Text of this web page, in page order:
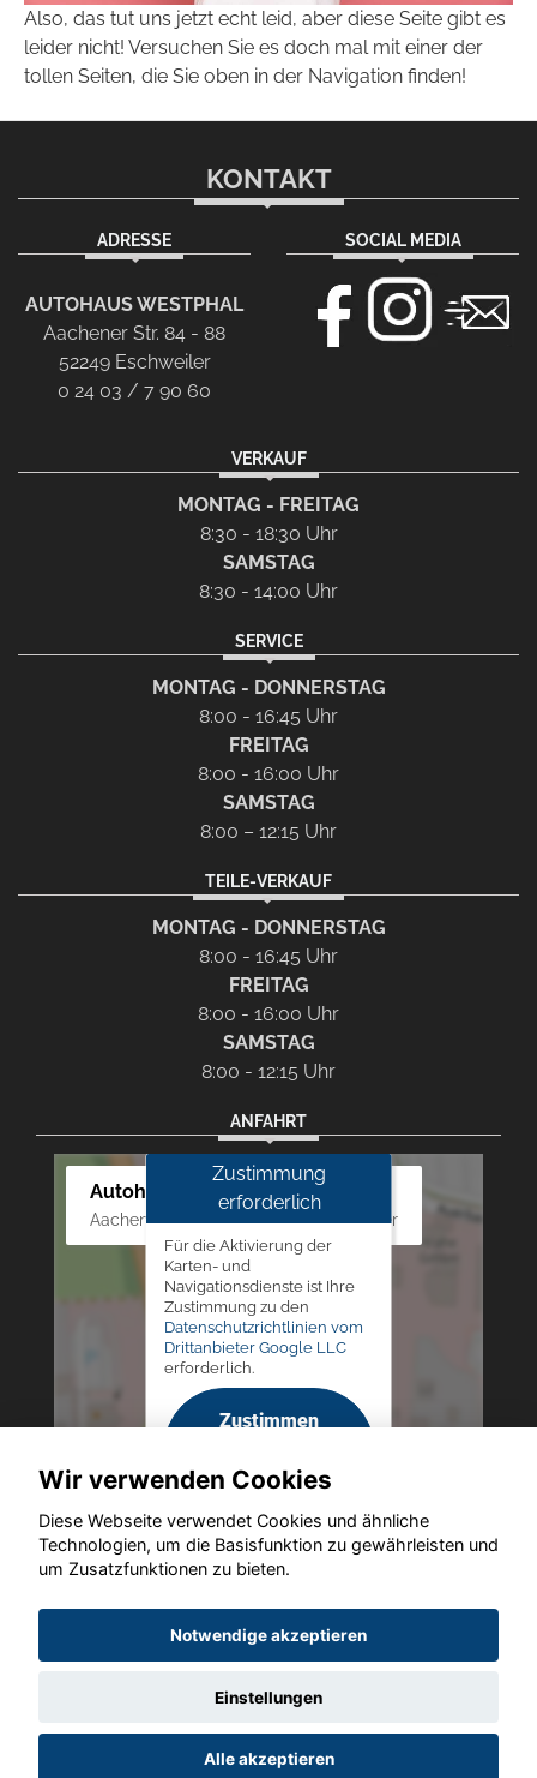
Also, das tut uns jetzt echt leid, aber diese Seite gibt es
leider nicht! Versuchen Sie es doch mal mit einer der
tollen Seiten, die Sie oben in der Navigation finden!
KONTAKT
ADRESSE
AUTOHAUS WESTPHAL
Aachener Str. 84 - 88
52249 Eschweiler
0 24 03 / 7 90 60
SOCIAL MEDIA
VERKAUF
MONTAG - FREITAG
8:30 - 18:30 Uhr
SAMSTAG
8:30 - 14:00 Uhr
SERVICE
MONTAG - DONNERSTAG
8:00 - 16:45 Uhr
FREITAG
8:00 - 16:00 Uhr
SAMSTAG
8:00 – 12:15 Uhr
TEILE-VERKAUF
MONTAG - DONNERSTAG
8:00 - 16:45 Uhr
FREITAG
8:00 - 16:00 Uhr
SAMSTAG
8:00 - 12:15 Uhr
ANFAHRT
Autohaus Westphal
Aachener Str. 84 - 88, 52249 Eschweiler
Zustimmung
erforderlich
Für die Aktivierung der
Karten- und
Navigationsdienste ist Ihre
Zustimmung zu den
Datenschutzrichtlinien vom
Drittanbieter Google LLC
erforderlich.
Zustimmen
aktivieren
Copyright © 2026. Autohaus Westphal
Datenschutz Impressum AGB
Wir verwenden Cookies
Diese Webseite verwendet Cookies und ähnliche
Technologien, um die Basisfunktion zu gewährleisten und
um Zusatzfunktionen zu bieten.
Notwendige akzeptieren
Einstellungen
Alle akzeptieren